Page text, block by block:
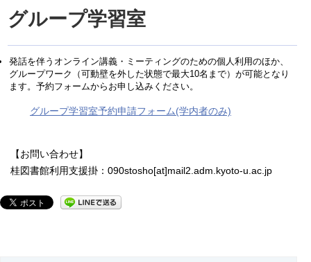
グループ学習室
発話を伴うオンライン講義・ミーティングのための個人利用のほか、
グループワーク（可動壁を外した状態で最大10名まで）が可能となり
ます。予約フォームからお申し込みください。
グループ学習室予約申請フォーム(学内者のみ)
【お問い合わせ】
桂図書館利用支援掛：090stosho[at]mail2.adm.kyoto-u.ac.jp